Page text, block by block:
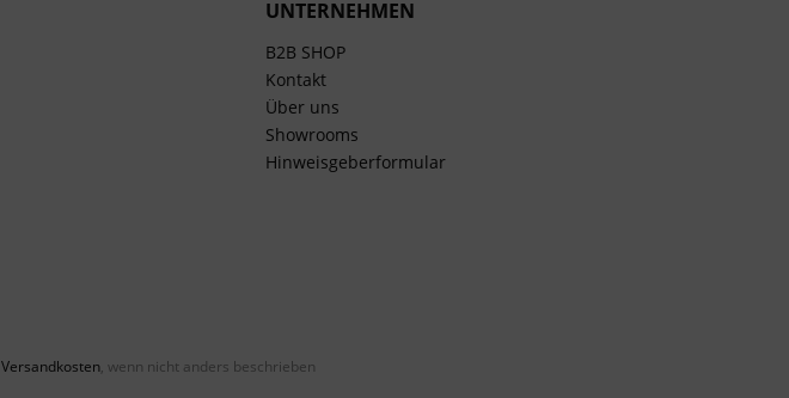
UNTERNEHMEN
B2B SHOP
Kontakt
Über uns
Showrooms
Hinweisgeberformular
Versandkosten, wenn nicht anders beschrieben